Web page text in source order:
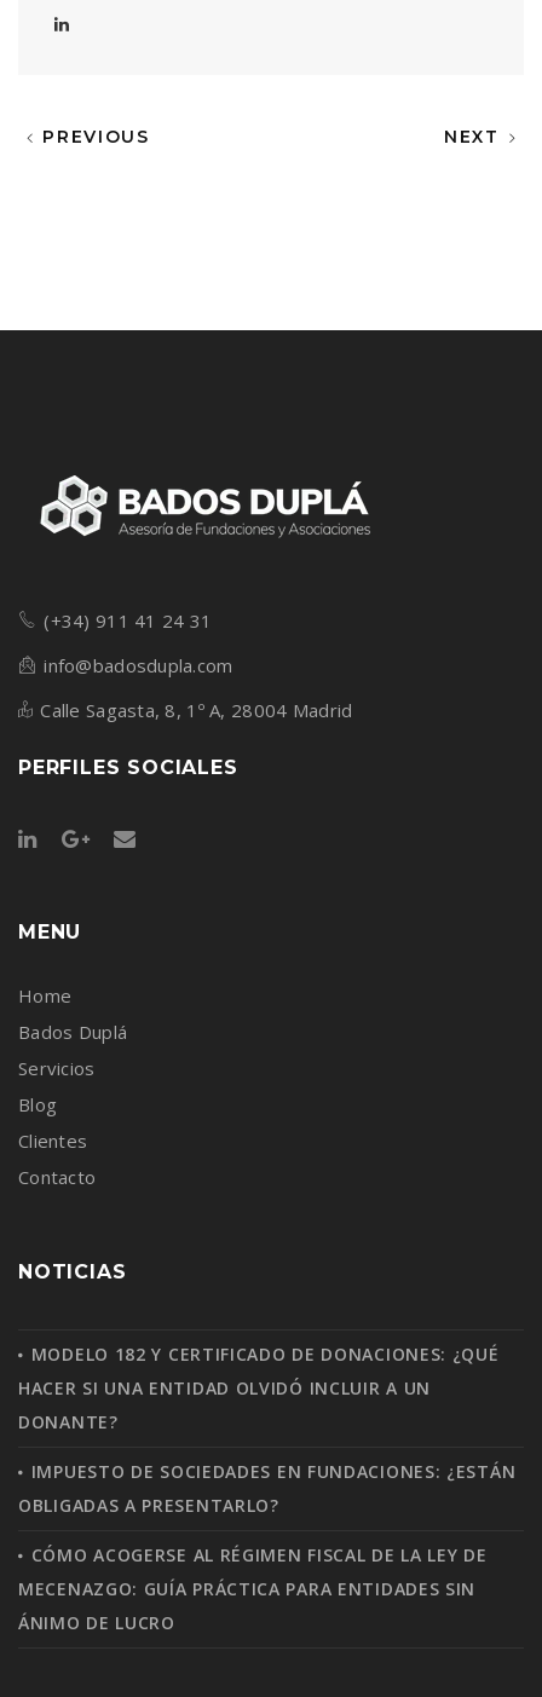
PREVIOUS NEXT
(+34) 911 41 24 31
info@badosdupla.com
Calle Sagasta, 8, 1º A, 28004 Madrid
PERFILES SOCIALES
MENU
Home
Bados Duplá
Servicios
Blog
Clientes
Contacto
NOTICIAS
MODELO 182 Y CERTIFICADO DE DONACIONES: ¿QUÉ
HACER SI UNA ENTIDAD OLVIDÓ INCLUIR A UN
DONANTE?
IMPUESTO DE SOCIEDADES EN FUNDACIONES: ¿ESTÁN
OBLIGADAS A PRESENTARLO?
CÓMO ACOGERSE AL RÉGIMEN FISCAL DE LA LEY DE
MECENAZGO: GUÍA PRÁCTICA PARA ENTIDADES SIN
ÁNIMO DE LUCRO